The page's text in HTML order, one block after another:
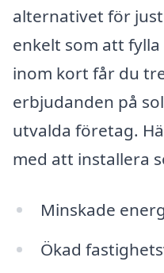
alternativet för
enkelt som att
inom kort får du
erbjudanden på
utvalda företag.
med att installera
Minskade
Ökad